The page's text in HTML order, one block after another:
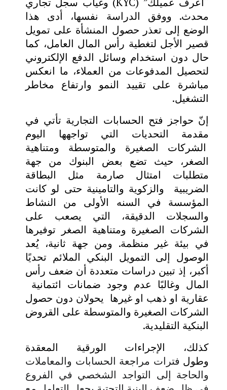
محدث. ووفق الدراسة نفسها، أدى هذا
الوضع إلى تعذر حصول المنشأة على تمويل
قصير الأجل لتغطية رأس المال العامل، كما
حال دون استخدام وسائل الدفع الإلكتروني
لتحصيل المدفوعات من العملاء، ما انعكس
مباشرة على تقييد النمو وارتفاع مخاطر
التشغيل.
إنّحواجز فتح الحسابات التجارية تأتي في
مقدمة التحديات التي تواجهها اليوم
الشركات الصغيرة والمتوسطة ومتناهية
الصغر، حيث تضع بعض البنوك من جهة
متطلبات امتثال صارمة مثل البطاقة
الضريبية والزكوية والتامينية حتى لو كانت
المؤسسة في السنه الأولى من النشاط
والسجلات الدقيقة، التي يصعب على
الشركات الصغيرة ومتناهية الصغر توفيرها
في بيئة غير منظمة. ومن جهة ثانية، يُعد
الوصول إلى التمويل البنكي الملائم تحديًا
أكبر، إذ تبين دراسات متعددة أن ضعف رأس
المال وغالبًا عدم وجود ضمانات ائتمانية
عقارية او ذهب او غيرها يحولان دون حصول
الشركات الصغيرة والمتوسطة على القروض
البنكية التقليدية.
كذلك، الإجراءات الورقية المعقدة
وطولفترات مراجعة الحسابات والمعاملات
والحاجة إلى التواجد الشخصي في الفروع